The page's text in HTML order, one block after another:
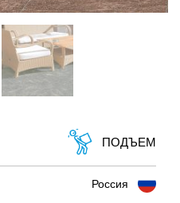
ПОДЪЕМ
Россия